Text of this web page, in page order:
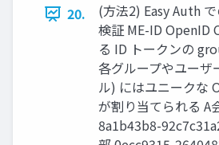
20.
(方法2) Easy Auth
検証 ME-ID OpenID
る ID トークンの
各グループやユーザ
ル) にはユニークな
が割り当てられる A
8a1b43b8-